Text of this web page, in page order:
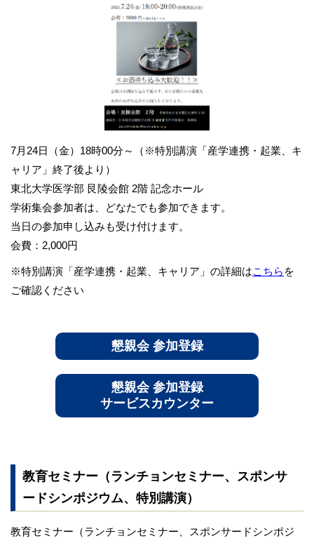
7月24日（金）18時00分～（※特別講演「産学連携・起業、キ
ャリア」終了後より）
東北大学医学部 艮陵会館 2階 記念ホール
学術集会参加者は、どなたでも参加できます。
当日の参加申し込みも受け付けます。
会費：2,000円
※特別講演「産学連携・起業、キャリア」の詳細はこちら を
ご確認ください
懇親会 参加登録
懇親会 参加登録
サービスカウンター
教育セミナー（ランチョンセミナー、スポンサ
ードシンポジウム、特別講演）
教育セミナー（ランチョンセミナー、スポンサードシンポジ